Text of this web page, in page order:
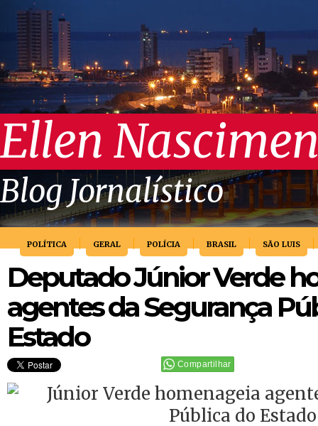
Ellen
Blog Jornalístico
POLÍTICA GERAL POLÍCIA BRASIL SÃO LUIS
Deputado Júnior Verde
agentes da Segurança
Estado
Compartilhar